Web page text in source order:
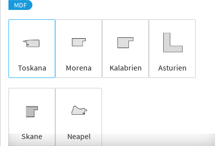
MDF
Toskana Morena Kalabrien Asturien
Skane Neapel